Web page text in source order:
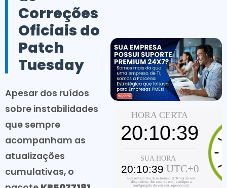
Correções
Oficiais do
Patch
Tuesday
Apesar dos ruídos
sobre instabilidades
que sempre
acompanham as
atualizações
cumulativas, o